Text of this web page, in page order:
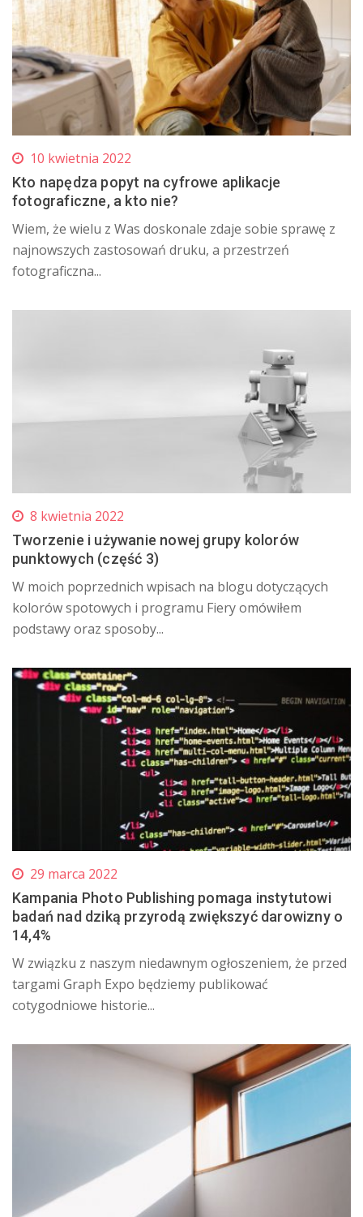
10 kwietnia 2022
Kto napędza popyt na cyfrowe aplikacje
fotograficzne, a kto nie?
Wiem, że wielu z Was doskonale zdaje sobie sprawę z
najnowszych zastosowań druku, a przestrzeń
fotograficzna...
8 kwietnia 2022
Tworzenie i używanie nowej grupy kolorów
punktowych (część 3)
W moich poprzednich wpisach na blogu dotyczących
kolorów spotowych i programu Fiery omówiłem
podstawy oraz sposoby...
29 marca 2022
Kampania Photo Publishing pomaga instytutowi
badań nad dziką przyrodą zwiększyć darowizny o
14,4%
W związku z naszym niedawnym ogłoszeniem, że przed
targami Graph Expo będziemy publikować
cotygodniowe historie...